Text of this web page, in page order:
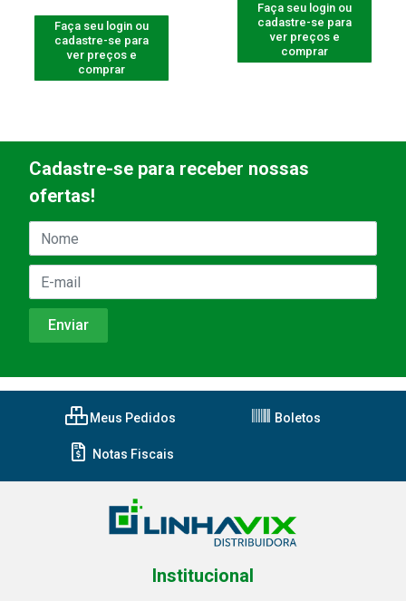
Faça seu login ou
cadastre-se para
ver preços e
comprar
Faça seu login ou
cadastre-se para
ver preços e
comprar
Cadastre-se para receber nossas
ofertas!
Meus Pedidos Boletos
Notas Fiscais
Institucional